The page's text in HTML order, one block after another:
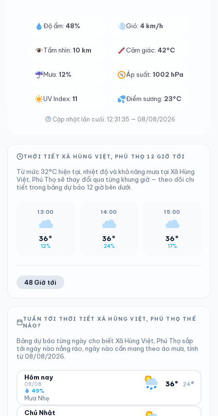
Độ ẩm: 48% Gió:4 km/h
Tầm nhìn: 10 km Cảm giác:42°C
Mưa: 12% Áp suất:1002 hPa
UV Index: 11 Điểm sương: 23°C
Cập nhật lần cuối: 12:31:35 — 08/08/2026
THỜI TIẾT XÃ HÙNG VIỆT, PHÚ THỌ 12 GIỜ TỚI
Từ mức 32°C hiện tại, nhiệt độ và khả năng mưa tại Xã Hùng
Việt, Phú Thọ sẽ thay đổi qua từng khung giờ — theo dõi chi
tiết trong bảng dự báo 12 giờ bên dưới.
13:00
36°
12%
14:00
36°
24%
15:00
36°
17%
48 Giờ tới
TUẦN TỚI THỜI TIẾT XÃ HÙNG VIỆT, PHÚ THỌ THẾ
NÀO?
Bảng dự báo từng ngày cho biết Xã Hùng Việt, Phú Thọ sắp
tới ngày nào nắng ráo, ngày nào cần mang theo áo mưa, tính
từ 08/08/2026.
Hôm nay
08/08
Mưa Nhẹ
49%
36° 24°
▾
ĐỘ ẨM
Chủ Nhật